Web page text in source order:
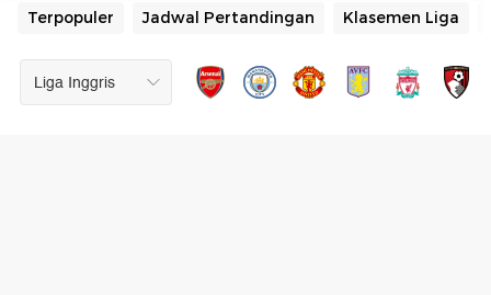
Terpopuler Jadwal Pertandingan Klasemen Liga